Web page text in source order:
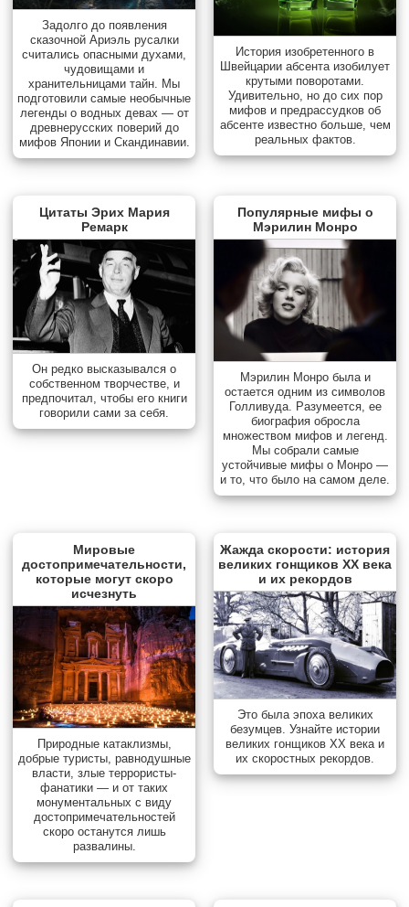
Задолго до появления
сказочной Ариэль русалки
считались опасными духами,
чудовищами и
хранительницами тайн. Мы
подготовили самые необычные
легенды о водных девах — от
древнерусских поверий до
мифов Японии и Скандинавии.
История изобретенного в
Швейцарии абсента изобилует
крутыми поворотами.
Удивительно, но до сих пор
мифов и предрассудков об
абсенте известно больше, чем
реальных фактов.
Цитаты Эрих Мария
Ремарк
Он редко высказывался о
собственном творчестве, и
предпочитал, чтобы его книги
говорили сами за себя.
Популярные мифы о
Мэрилин Монро
Мэрилин Монро была и
остается одним из символов
Голливуда. Разумеется, ее
биография обросла
множеством мифов и легенд.
Мы собрали самые
устойчивые мифы о Монро —
и то, что было на самом деле.
Мировые
достопримечательности,
которые могут скоро
исчезнуть
Природные катаклизмы,
добрые туристы, равнодушные
власти, злые террористы-
фанатики — и от таких
монументальных с виду
достопримечательностей
скоро останутся лишь
развалины.
Жажда скорости: история
великих гонщиков XX века
и их рекордов
Это была эпоха великих
безумцев. Узнайте истории
великих гонщиков XX века и
их скоростных рекордов.